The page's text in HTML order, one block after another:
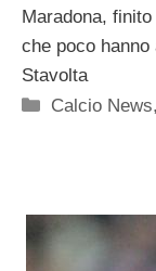
Maradona,
che poco
Stavolta
Categorie
Calcio News,